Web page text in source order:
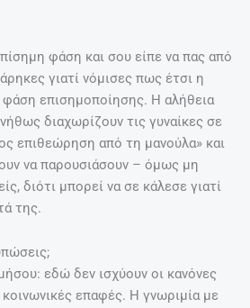
φάση και σου είπε να πας από
γιατί νόμισες πως έτσι η
φάση επισημοποίησης. Η αλήθεια
διαχωρίζουν τις γυναίκες σε
επιθεώρηση από τη μανούλα» και
να παρουσιάσουν – όμως μη
διότι μπορεί να σε κάλεσε γιατί
της.
εδώ δεν ισχύουν οι κανόνες
επαφές. Η γνωριμία με